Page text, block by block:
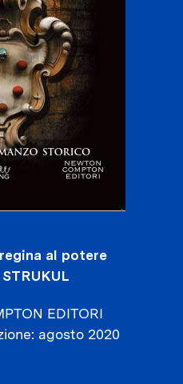
al potere
EDITORI
agosto 2020